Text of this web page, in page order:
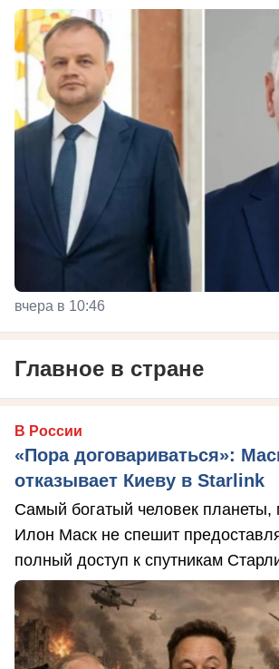
вчера в 10:46
Главное в стране
В России
«Пора договариваться»:
отказывает Киеву в Starlink
Самый богатый человек
Илон Маск не спешит
полный доступ к спутникам